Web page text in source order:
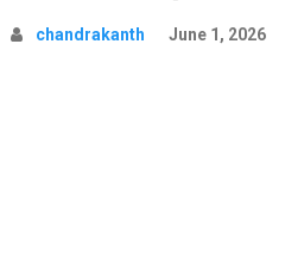
chandrakanth June 1, 2026